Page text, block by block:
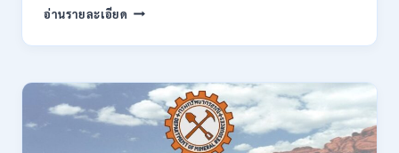
10
17
2569
อ่านรายละเอียด กรม
เปิด
สมัคร
งาน
138